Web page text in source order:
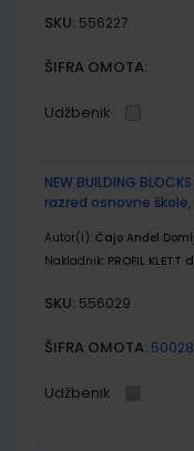
SKU: 556227
ŠIFRA OMOTA:
Udžbenik
NEW BUILDING
razred osnovne
Autor(i): Čajo Anđel
Nakladnik: PROFIL KLETT
SKU: 556029
ŠIFRA OMOTA:
Udžbenik